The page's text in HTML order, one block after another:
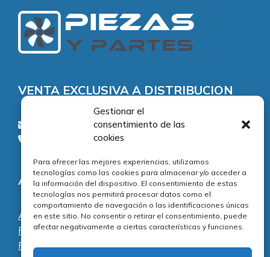
Gestionar el
consentimiento de las
cookies
Para ofrecer las mejores experiencias, utilizamos
tecnologías como las cookies para almacenar y/o acceder a
la información del dispositivo. El consentimiento de estas
tecnologías nos permitirá procesar datos como el
comportamiento de navegación o las identificaciones únicas
en este sitio. No consentir o retirar el consentimiento, puede
afectar negativamente a ciertas características y funciones.
VENTA EXCLUSIVA A DISTRIBUCION
consultas@piezasypartes.es
Tel.: 91 811 73 02
Adecuación normativa
Aviso legal
Política de privacidad
Política de cookies